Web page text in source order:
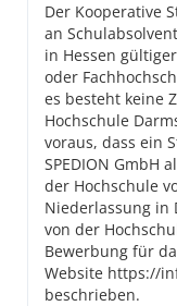
Der Kooperative
an
in Hessen
oder
es besteht keine
Hochschule
voraus, dass ein
SPEDION GmbH
der Hochschule
Niederlassung in
von der
Bewerbung für
Website https://
beschrieben.